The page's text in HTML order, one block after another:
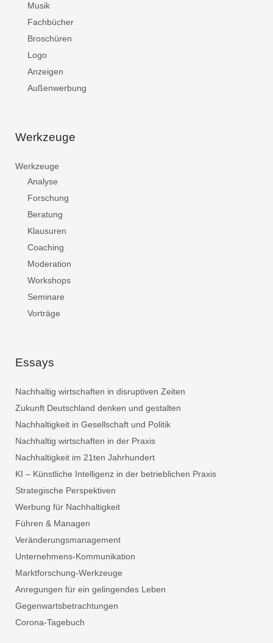
Musik
Fachbücher
Broschüren
Logo
Anzeigen
Außenwerbung
Werkzeuge
Werkzeuge
Analyse
Forschung
Beratung
Klausuren
Coaching
Moderation
Workshops
Seminare
Vorträge
Essays
Nachhaltig wirtschaften in disruptiven Zeiten
Zukunft Deutschland denken und gestalten
Nachhaltigkeit in Gesellschaft und Politik
Nachhaltig wirtschaften in der Praxis
Nachhaltigkeit im 21ten Jahrhundert
KI – Künstliche Intelligenz in der betrieblichen Praxis
Strategische Perspektiven
Werbung für Nachhaltigkeit
Führen & Managen
Veränderungsmanagement
Unternehmens-Kommunikation
Marktforschung-Werkzeuge
Anregungen für ein gelingendes Leben
Gegenwartsbetrachtungen
Corona-Tagebuch